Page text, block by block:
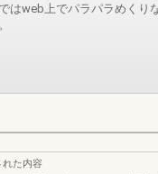
はweb上でパラパラめくり
れた内容